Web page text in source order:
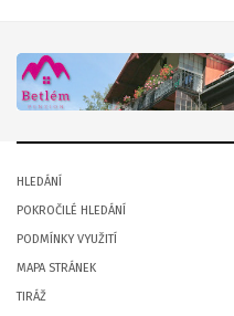
HLEDÁNÍ
POKROČILÉ HLEDÁNÍ
PODMÍNKY VYUŽITÍ
MAPA STRÁNEK
TIRÁŽ